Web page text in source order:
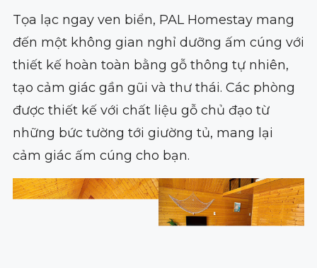
Tọa lạc ngay ven biển, PAL Homestay mang
đến một không gian nghỉ dưỡng ấm cúng với
thiết kế hoàn toàn bằng gỗ thông tự nhiên,
tạo cảm giác gần gũi và thư thái. Các phòng
được thiết kế với chất liệu gỗ chủ đạo từ
những bức tường tới giường tủ, mang lại
cảm giác ấm cúng cho bạn.